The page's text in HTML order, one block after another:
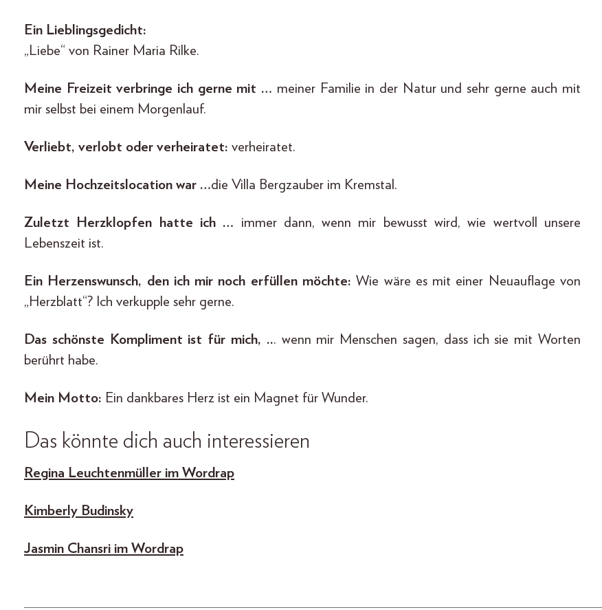
Ein Lieblingsgedicht:
„Liebe“ von Rainer Maria Rilke.
Meine Freizeit verbringe ich gerne mit … meiner Familie in der Natur und sehr gerne auch mit
mir selbst bei einem Morgenlauf.
Verliebt, verlobt oder verheiratet: verheiratet.
Meine Hochzeitslocation war …die Villa Bergzauber im Kremstal.
Zuletzt Herzklopfen hatte ich … immer dann, wenn mir bewusst wird, wie wertvoll unsere
Lebenszeit ist.
Ein Herzenswunsch, den ich mir noch erfüllen möchte:Wie wäre es mit einer Neuauflage von
„Herzblatt“? Ich verkupple sehr gerne.
Das schönste Kompliment ist für mich, ... wenn mir Menschen sagen, dass ich sie mit Worten
berührt habe.
Mein Motto: Ein dankbares Herz ist ein Magnet für Wunder.
Das könnte dich auch interessieren
Regina Leuchtenmüller im Wordrap
Kimberly Budinsky
Jasmin Chansri im Wordrap